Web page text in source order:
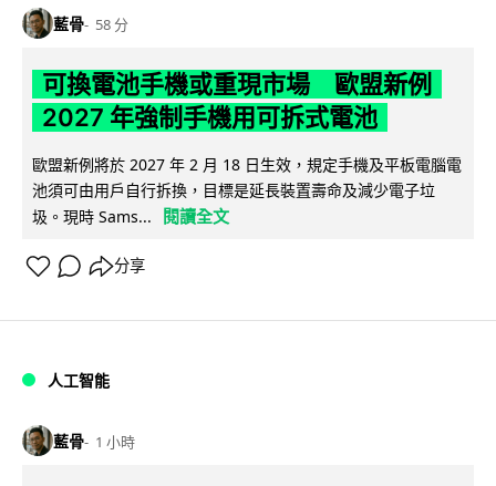
藍骨 58 分
可換電池手機或重現市場 歐盟新例
2027 年強制手機用可拆式電池
歐盟新例將於 2027 年 2 月 18 日生效，規定手機及平板電腦電
池須可由用戶自行拆換，目標是延長裝置壽命及減少電子垃
圾。現時 Sams...
閱讀全文
分享
人工智能
藍骨 1 小時